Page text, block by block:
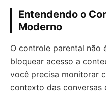
Entendendo o
Moderno
O controle parental não
bloquear acesso a
você precisa monitorar
contexto das conversas